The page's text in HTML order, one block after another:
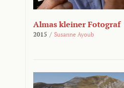
Almas kleiner Fotograf
2015 / Susanne Ayoub